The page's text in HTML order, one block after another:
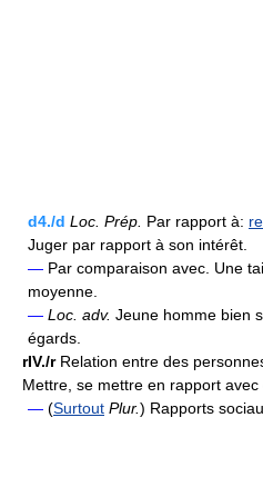
d4./d Loc. Prép. Par rapport à:
Juger par rapport à son intérêt.
— Par comparaison avec. Une
moyenne.
— Loc. adv. Jeune homme bien
égards.
rIV./rRelation entre des
Mettre, se mettre en rapport avec
— (Surtout Plur.) Rapports